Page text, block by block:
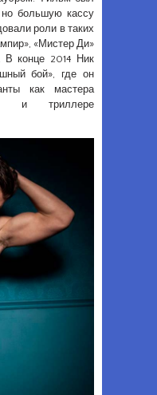
но большую кассу
роли в таких
«Мистер Ди»
В конце 2014 Ник
бой», где он
как мастера
и триллере